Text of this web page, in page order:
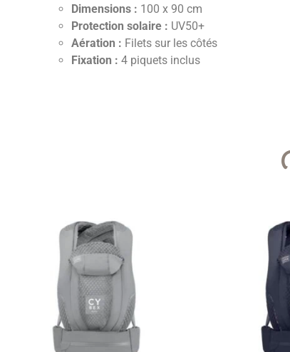
Dimensions : 100 x 90 cm
Protection solaire : UV50+
Aération : Filets sur les côtés
Fixation : 4 piquets inclus